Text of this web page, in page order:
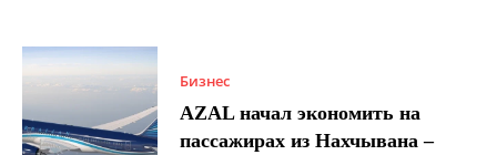
Бизнес
AZAL начал экономить на
пассажирах из Нахчывана –